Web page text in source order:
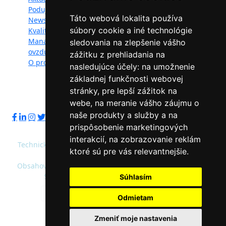
Táto webová lokalita používa
súbory cookie a iné technológie
sledovania na zlepšenie vášho
zážitku z prehliadania na
nasledujúce účely: na umožnenie
základnej funkčnosti webovej
stránky, pre lepší zážitok na
webe, na meranie vášho záujmu o
naše produkty a služby a na
prispôsobenie marketingových
interakcií, na zobrazovanie reklám
ktoré sú pre vás relevantnejšie.
Súhlasím
Odmietam
Zmeniť moje nastavenia
Podujatia
Newsletter
Kvalita ovzdušia
Manažéri kvality
ovzdušia
O projekte
Videogaléria
Kontakt
Ochrana osobných
údajov
Sledujte nás:
Technický prevádzkovateľ: Slovenská agentúra životného
prostredia
Obsahový správca: Ministerstvo životného prostredia SR,
Slovenská agentúra životného prostredia
Vysoký kontrast
© 2020 - 2026 Slovenská agentúra životného